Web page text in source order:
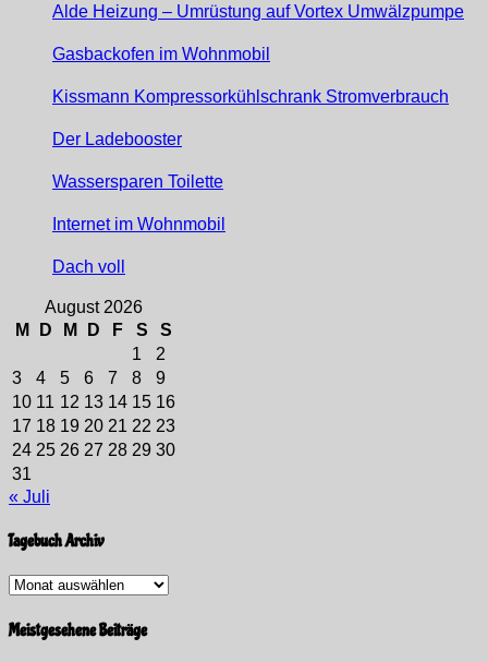
Alde Heizung – Umrüstung auf Vortex Umwälzpumpe
Gasbackofen im Wohnmobil
Kissmann Kompressorkühlschrank Stromverbrauch
Der Ladebooster
Wassersparen Toilette
Internet im Wohnmobil
Dach voll
August 2026
M
D M D F S
S
1
2
3
4 5 6 7 8
9
10 11 12 13 14 15 16
17 18 19 20 21 22 23
24 25 26 27 28 29 30
31
« Juli
Tagebuch Archiv
Tagebuch
Meistgesehene Beiträge